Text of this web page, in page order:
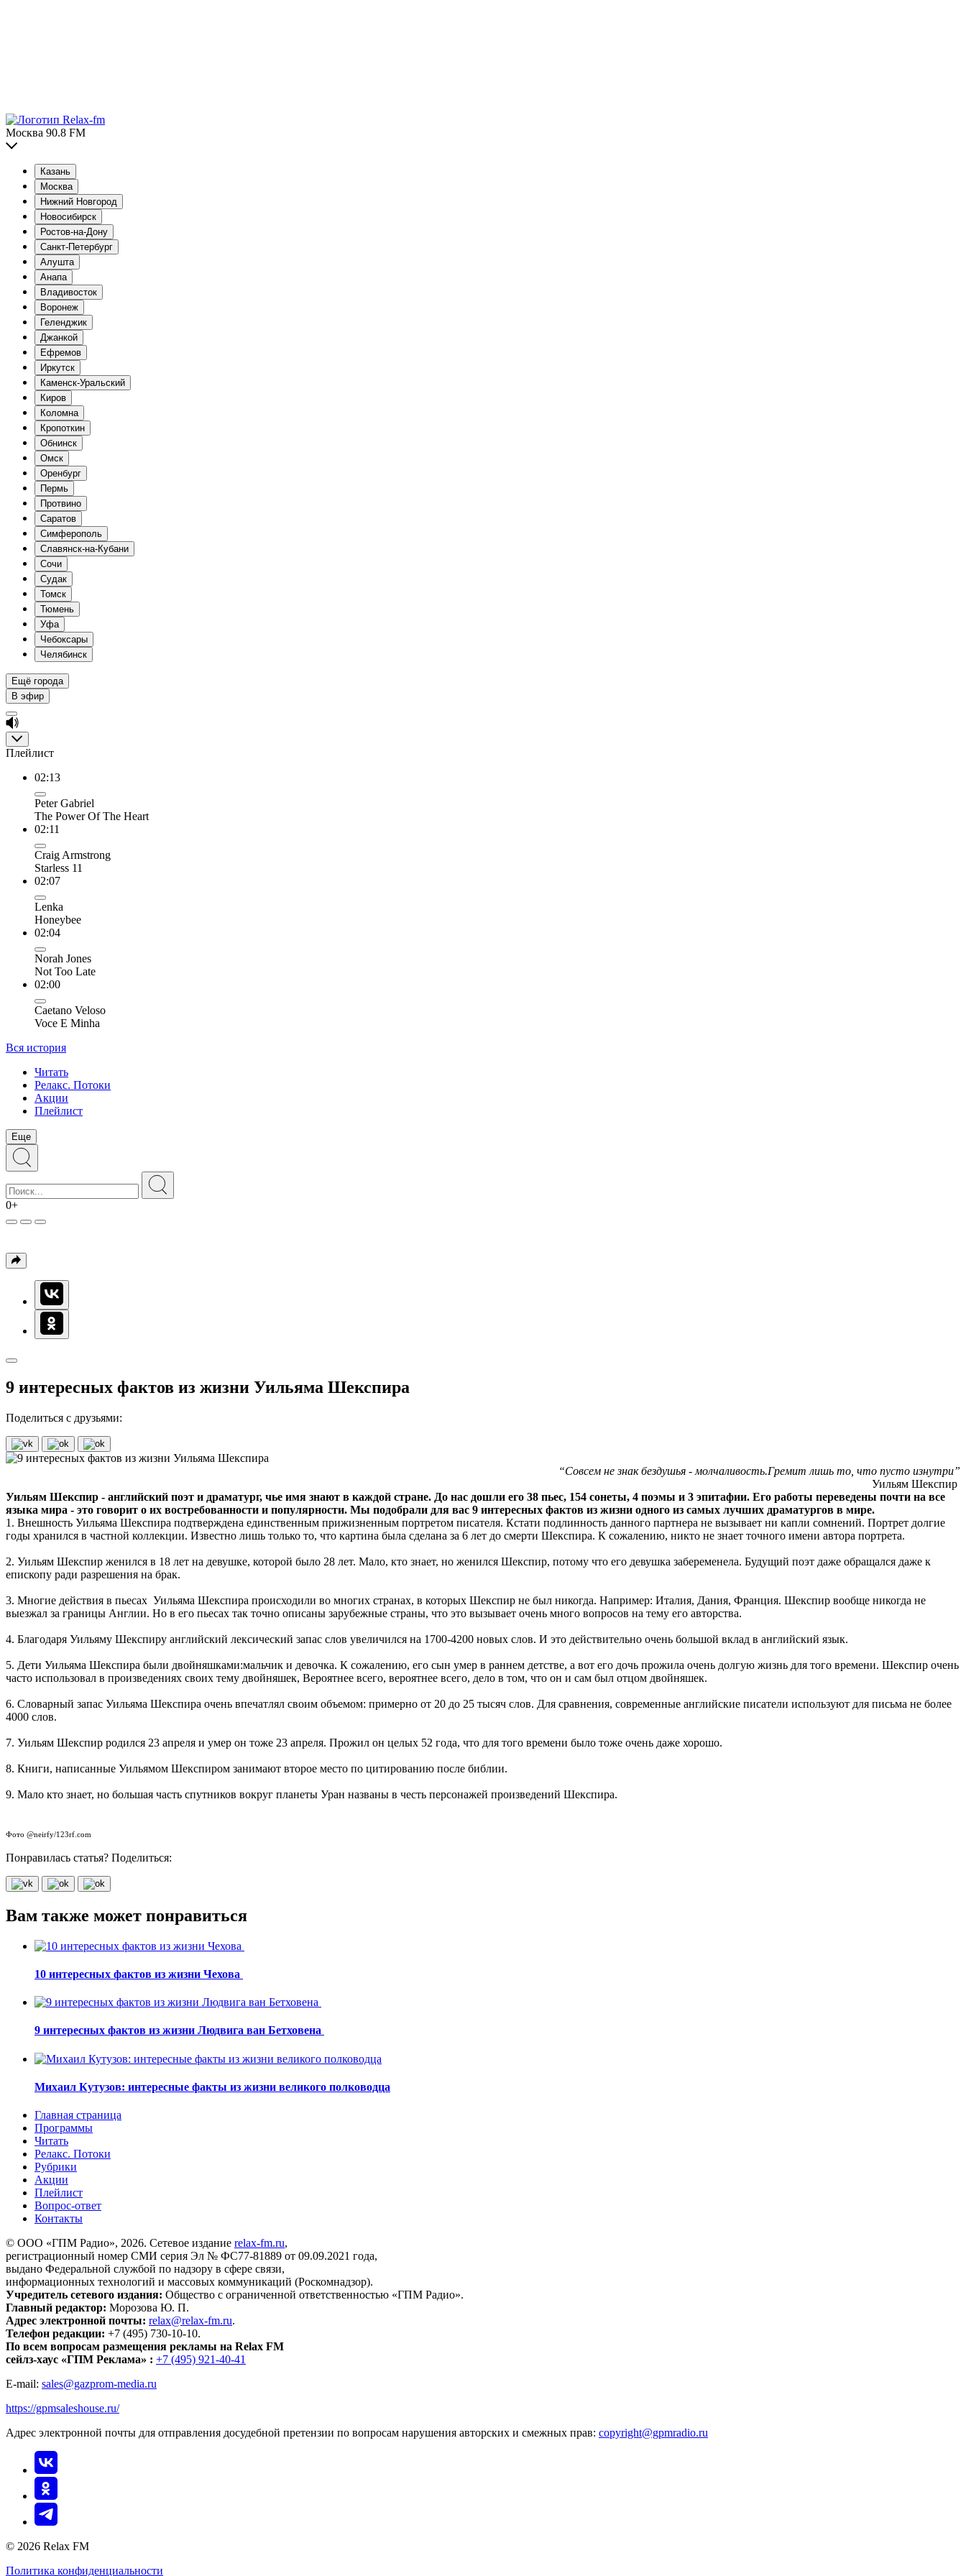
Москва 90.8 FM
Казань
Москва
Нижний Новгород
Новосибирск
Ростов-на-Дону
Санкт-Петербург
Алушта
Анапа
Владивосток
Воронеж
Геленджик
Джанкой
Ефремов
Иркутск
Каменск-Уральский
Киров
Коломна
Кропоткин
Обнинск
Омск
Оренбург
Пермь
Протвино
Саратов
Симферополь
Славянск-на-Кубани
Сочи
Судак
Томск
Тюмень
Уфа
Чебоксары
Челябинск
Ещё города
В эфир
Плейлист
02:13
Peter Gabriel
The Power Of The Heart
02:11
Craig Armstrong
Starless 11
02:07
Lenka
Honeybee
02:04
Norah Jones
Not Too Late
02:00
Caetano Veloso
Voce E Minha
Вся история
Читать
Релакс. Потоки
Акции
Плейлист
Еще
0+
9 интересных фактов из жизни Уильяма Шекспира
Поделиться с друзьями:
“Совсем не знак бездушья - молчаливость.Гремит лишь то, что пусто изнутри”
Уильям Шекспир
Уильям Шекспир - английский поэт и драматург, чье имя знают в каждой стране. До нас дошли его 38 пьес, 154 сонеты, 4 поэмы и 3 эпитафии. Его работы переведены почти на все
языка мира - это говорит о их востребованности и популярности. Мы подобрали для вас 9 интересных фактов из жизни одного из самых лучших драматургов в мире.
1. Внешность Уильяма Шекспира подтверждена единственным прижизненным портретом писателя. Кстати подлинность данного партнера не вызывает ни капли сомнений. Портрет долгие
годы хранился в частной коллекции. Известно лишь только то, что картина была сделана за 6 лет до смерти Шекспира. К сожалению, никто не знает точного имени автора портрета.
2. Уильям Шекспир женился в 18 лет на девушке, которой было 28 лет. Мало, кто знает, но женился Шекспир, потому что его девушка забеременела. Будущий поэт даже обращался даже к
епископу ради разрешения на брак.
3. Многие действия в пьесах Уильяма Шекспира происходили во многих странах, в которых Шекспир не был никогда. Например: Италия, Дания, Франция. Шекспир вообще никогда не
выезжал за границы Англии. Но в его пьесах так точно описаны зарубежные страны, что это вызывает очень много вопросов на тему его авторства.
4. Благодаря Уильяму Шекспиру английский лексический запас слов увеличился на 1700-4200 новых слов. И это действительно очень большой вклад в английский язык.
5. Дети Уильяма Шекспира были двойняшками:мальчик и девочка. К сожалению, его сын умер в раннем детстве, а вот его дочь прожила очень долгую жизнь для того времени. Шекспир очень
часто использовал в произведениях своих тему двойняшек, Вероятнее всего, вероятнее всего, дело в том, что он и сам был отцом двойняшек.
6. Словарный запас Уильяма Шекспира очень впечатлял своим объемом: примерно от 20 до 25 тысяч слов. Для сравнения, современные английские писатели используют для письма не более
4000 слов.
7. Уильям Шекспир родился 23 апреля и умер он тоже 23 апреля. Прожил он целых 52 года, что для того времени было тоже очень даже хорошо.
8. Книги, написанные Уильямом Шекспиром занимают второе место по цитированию после библии.
9. Мало кто знает, но большая часть спутников вокруг планеты Уран названы в честь персонажей произведений Шекспира.
Фото @neirfy/123rf.com
Понравилась статья? Поделиться:
Вам также может понравиться
10 интересных фактов из жизни Чехова
9 интересных фактов из жизни Людвига ван Бетховена
Михаил Кутузов: интересные факты из жизни великого полководца
Главная страница
Программы
Читать
Релакс. Потоки
Рубрики
Акции
Плейлист
Вопрос-ответ
Контакты
© ООО «ГПМ Радио», 2026. Сетевое издание relax-fm.ru,
регистрационный номер СМИ серия Эл № ФС77-81889 от 09.09.2021 года,
выдано Федеральной службой по надзору в сфере связи,
информационных технологий и массовых коммуникаций (Роскомнадзор).
Учредитель сетевого издания: Общество с ограниченной ответственностью «ГПМ Радио».
Главный редактор: Морозова Ю. П.
Адрес электронной почты: relax@relax-fm.ru.
Телефон редакции: +7 (495) 730-10-10.
По всем вопросам размещения рекламы на Relax FM
сейлз-хаус «ГПМ Реклама» : +7 (495) 921-40-41
E-mail: sales@gazprom-media.ru
https://gpmsaleshouse.ru/
Адрес электронной почты для отправления досудебной претензии по вопросам нарушения авторских и смежных прав: copyright@gpmradio.ru
© 2026 Relax FM
Политика конфиденциальности